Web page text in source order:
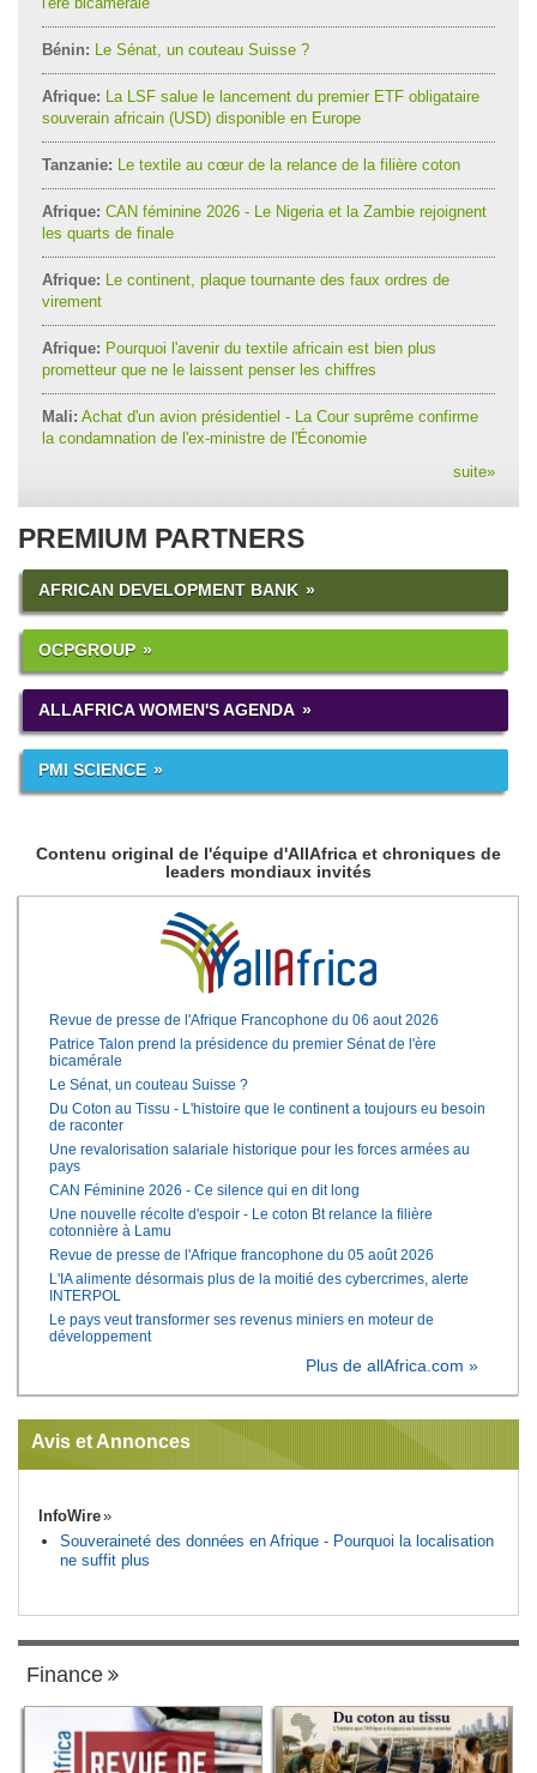
Bénin: Le Sénat, un couteau Suisse ?
Afrique: La LSF salue le lancement du premier ETF obligataire
souverain africain (USD) disponible en Europe
Tanzanie: Le textile au cœur de la relance de la filière coton
Afrique: CAN féminine 2026 - Le Nigeria et la Zambie rejoignent
les quarts de finale
Afrique: Le continent, plaque tournante des faux ordres de
virement
Afrique: Pourquoi l'avenir du textile africain est bien plus
prometteur que ne le laissent penser les chiffres
Mali: Achat d'un avion présidentiel - La Cour suprême confirme
la condamnation de l'ex-ministre de l'Économie
suite»
PREMIUM PARTNERS
AFRICAN DEVELOPMENT BANK
OCPGROUP
ALLAFRICA WOMEN'S AGENDA
PMI SCIENCE
Contenu original de l'équipe d'AllAfrica et chroniques de
leaders mondiaux invités
Revue de presse de l'Afrique Francophone du 06 aout 2026
Patrice Talon prend la présidence du premier Sénat de l'ère
bicamérale
Le Sénat, un couteau Suisse ?
Du Coton au Tissu - L'histoire que le continent a toujours eu besoin
de raconter
Une revalorisation salariale historique pour les forces armées au
pays
CAN Féminine 2026 - Ce silence qui en dit long
Une nouvelle récolte d'espoir - Le coton Bt relance la filière
cotonnière à Lamu
Revue de presse de l'Afrique francophone du 05 août 2026
L'IA alimente désormais plus de la moitié des cybercrimes, alerte
INTERPOL
Le pays veut transformer ses revenus miniers en moteur de
développement
Plus de allAfrica.com »
Avis et Annonces
InfoWire
Souveraineté des données en Afrique - Pourquoi la localisation
ne suffit plus
Finance